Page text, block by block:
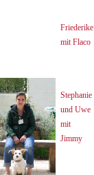
Friederike
mit Flaco
Stephanie
und Uwe
mit
Jimmy